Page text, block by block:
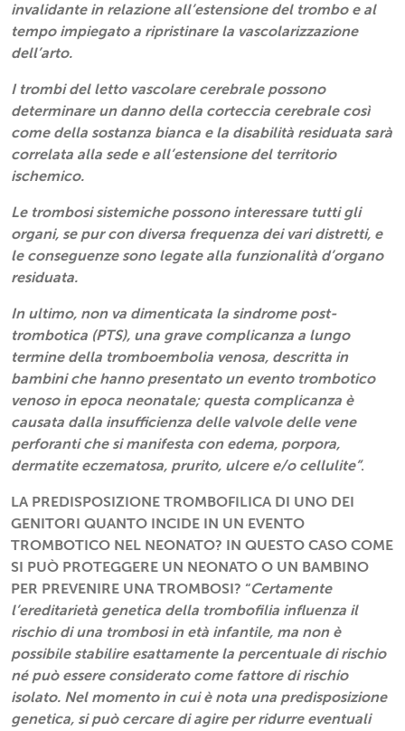
invalidante in relazione all’estensione del trombo e al
tempo impiegato a ripristinare la vascolarizzazione
dell’arto.
I trombi del letto vascolare cerebrale possono
determinare un danno della corteccia cerebrale così
come della sostanza bianca e la disabilità residuata sarà
correlata alla sede e all’estensione del territorio
ischemico.
Le trombosi sistemiche possono interessare tutti gli
organi, se pur con diversa frequenza dei vari distretti, e
le conseguenze sono legate alla funzionalità d’organo
residuata.
In ultimo, non va dimenticata la sindrome post-
trombotica (PTS), una grave complicanza a lungo
termine della tromboembolia venosa, descritta in
bambini che hanno presentato un evento trombotico
venoso in epoca neonatale; questa complicanza è
causata dalla insufficienza delle valvole delle vene
perforanti che si manifesta con edema, porpora,
dermatite eczematosa, prurito, ulcere e/o cellulite”.
LA PREDISPOSIZIONE TROMBOFILICA DI UNO DEI
GENITORI QUANTO INCIDE IN UN EVENTO
TROMBOTICO NEL NEONATO? IN QUESTO CASO COME
SI PUÒ PROTEGGERE UN NEONATO O UN BAMBINO
PER PREVENIRE UNA TROMBOSI? “Certamente
l’ereditarietà genetica della trombofilia influenza il
rischio di una trombosi in età infantile, ma non è
possibile stabilire esattamente la percentuale di rischio
né può essere considerato come fattore di rischio
isolato. Nel momento in cui è nota una predisposizione
genetica, si può cercare di agire per ridurre eventuali